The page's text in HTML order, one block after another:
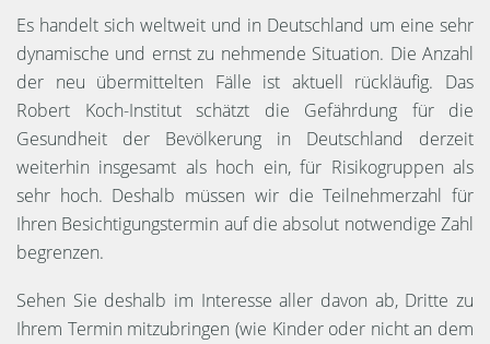
Es handelt sich weltweit und in Deutschland um eine sehr
dynamische und ernst zu nehmende Situation. Die Anzahl
der neu übermittelten Fälle ist aktuell rückläufig. Das
Robert Koch-Institut schätzt die Gefährdung für die
Gesundheit der Bevölkerung in Deutschland derzeit
weiterhin insgesamt als hoch ein, für Risikogruppen als
sehr hoch. Deshalb müssen wir die Teilnehmerzahl für
Ihren Besichtigungstermin auf die absolut notwendige Zahl
begrenzen.
Sehen Sie deshalb im Interesse aller davon ab, Dritte zu
Ihrem Termin mitzubringen (wie Kinder oder nicht an dem